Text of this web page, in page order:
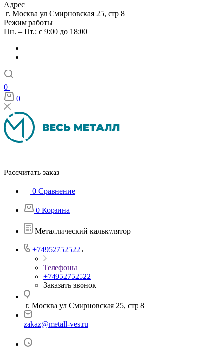
Адрес
г. Москва ул Смирновская 25, стр 8
Режим работы
Пн. – Пт.: с 9:00 до 18:00
0
0
Рассчитать заказ
0 Сравнение
0 Корзина
Металлический калькулятор
+74952752522
Телефоны
+74952752522
Заказать звонок
г. Москва ул Смирновская 25, стр 8
zakaz@metall-ves.ru